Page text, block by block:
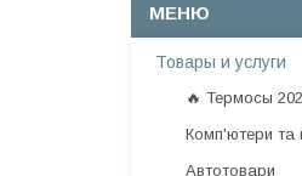
Товары и услуги
🔥 Термосы
Комп'ютери та
Автотовари